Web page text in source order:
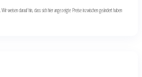
weisen darauf hin, dass sich hier angezeigte Preise inzwischen geändert haben